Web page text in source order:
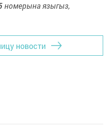
номерына языгыз,
новости